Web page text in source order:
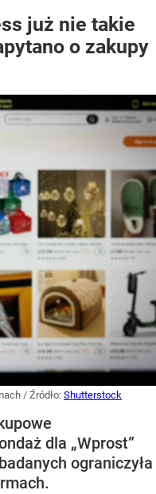
już nie takie
o zakupy
/ Źródło: Shutterstock
dla „Wprost”
ograniczyła